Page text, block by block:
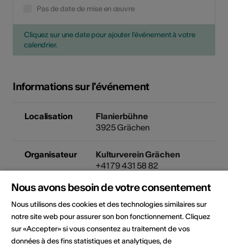
Pas de date de mise en œuvre
Cliquez sur une date pour ajouter l'événement à votre
calendrier.
Informations sur l'événement
Localisation
Flanierbühne
3925 Grächen
Organisateur
Kulturverein Grächen
+41 79 431 58 82
Cet événement a été annoncé
via la plateformeguidle.com. Si
vous avez des question sur
l'événement, veuillez contacter
Nous avons besoin de votre consentement
Nous utilisons des cookies et des technologies similaires sur
notre site web pour assurer son bon fonctionnement. Cliquez
sur «Accepter» si vous consentez au traitement de vos
données à des fins statistiques et analytiques, de